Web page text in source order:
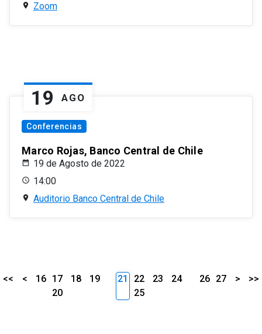
Zoom
19 AGO
Conferencias
Marco Rojas, Banco Central de Chile
19 de Agosto de 2022
14:00
Auditorio Banco Central de Chile
<< < 16 17 18
19
20
21 22 23
24
25
26 27 > >>